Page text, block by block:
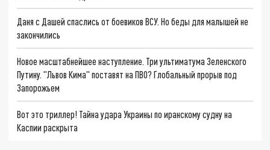
Даня с Дашей спаслись от боевиков ВСУ. Но беды для малышей не
закончились
Новое масштабнейшее наступление. Три ультиматума Зеленского
Путину. "Львов Кима" поставят на ПВО? Глобальный прорыв под
Запорожьем
Вот это триллер! Тайна удара Украины по иранскому судну на
Каспии раскрыта